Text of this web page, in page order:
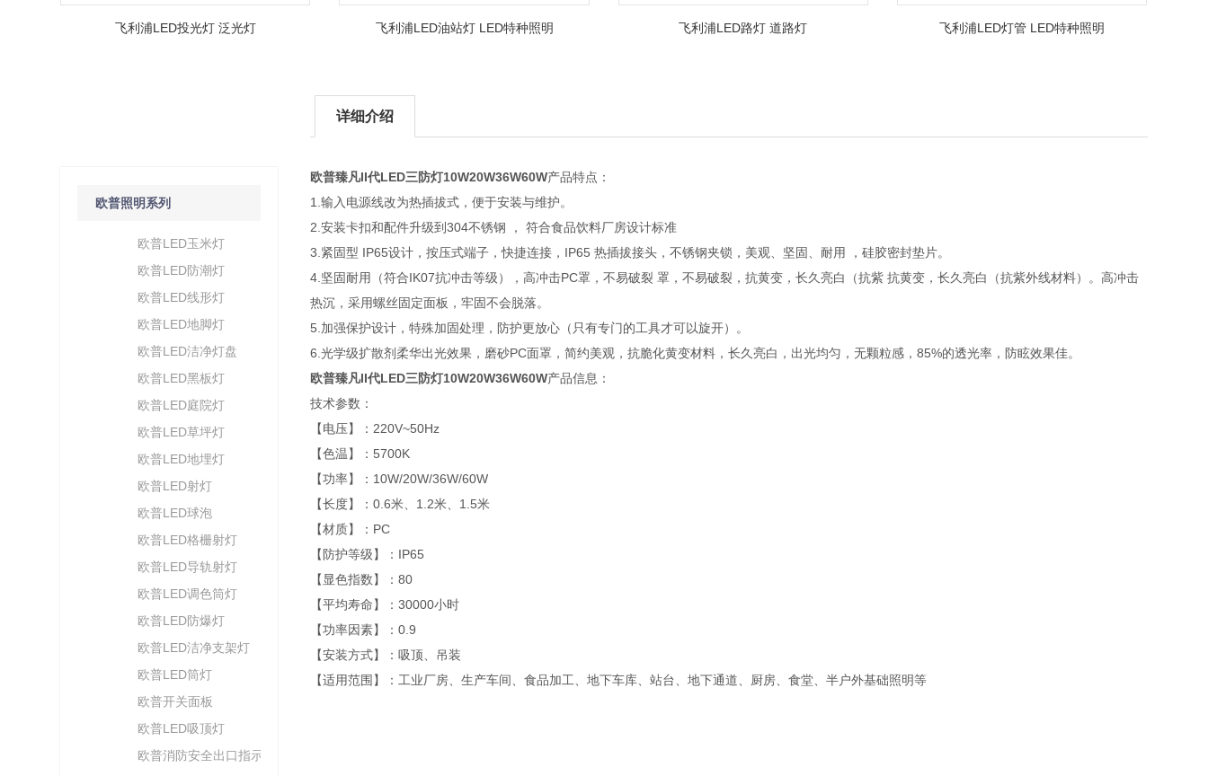
飞利浦LED投光灯 泛光灯 飞利浦LED油站灯 LED特种照明 飞利浦LED路灯 道路灯 飞利浦LED灯管 LED特种照明
欧普照明系列
欧普LED玉米灯
欧普LED防潮灯
欧普LED线形灯
欧普LED地脚灯
欧普LED洁净灯盘
欧普LED黑板灯
欧普LED庭院灯
欧普LED草坪灯
欧普LED地埋灯
欧普LED射灯
欧普LED球泡
欧普LED格栅射灯
欧普LED导轨射灯
欧普LED调色筒灯
欧普LED防爆灯
欧普LED洁净支架灯
欧普LED筒灯
欧普开关面板
欧普LED吸顶灯
欧普消防安全出口指示灯
详细介绍
欧普臻凡II代LED三防灯10W20W36W60W产品特点：
1.输入电源线改为热插拔式，便于安装与维护。
2.安装卡扣和配件升级到304不锈钢 ， 符合食品饮料厂房设计标准
3.紧固型 IP65设计，按压式端子，快捷连接，IP65 热插拔接头，不锈钢夹锁，美观、坚固、耐用 ，硅胶密封垫片。
4.坚固耐用（符合IK07抗冲击等级），高冲击PC罩，不易破裂 罩，不易破裂，抗黄变，长久亮白（抗紫 抗黄变，长久亮白（抗紫外线材料）。高冲击
热沉，采用螺丝固定面板，牢固不会脱落。
5.加强保护设计，特殊加固处理，防护更放心（只有专门的工具才可以旋开）。
6.光学级扩散剂柔华出光效果，磨砂PC面罩，简约美观，抗脆化黄变材料，长久亮白，出光均匀，无颗粒感，85%的透光率，防眩效果佳。
欧普臻凡II代LED三防灯10W20W36W60W产品信息：
技术参数：
【电压】：220V~50Hz
【色温】：5700K
【功率】：10W/20W/36W/60W
【长度】：0.6米、1.2米、1.5米
【材质】：PC
【防护等级】：IP65
【显色指数】：80
【平均寿命】：30000小时
【功率因素】：0.9
【安装方式】：吸顶、吊装
【适用范围】：工业厂房、生产车间、食品加工、地下车库、站台、地下通道、厨房、食堂、半户外基础照明等